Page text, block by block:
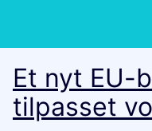
Et nyt EU-
tilpasset